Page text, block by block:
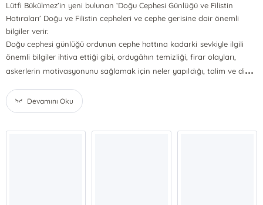
Lütfi Bükülmez’in yeni bulunan ‘Doğu Cephesi Günlüğü ve Filistin
Hatıraları’ Doğu ve Filistin cepheleri ve cephe gerisine dair önemli
bilgiler verir.
Doğu cephesi günlüğü ordunun cephe hattına kadarki sevkiyle ilgili
önemli bilgiler ihtiva ettiği gibi, ordugâhın temizliği, firar olayları,
askerlerin motivasyonunu sağlamak için neler yapıldığı, talim ve di...
Devamını Oku